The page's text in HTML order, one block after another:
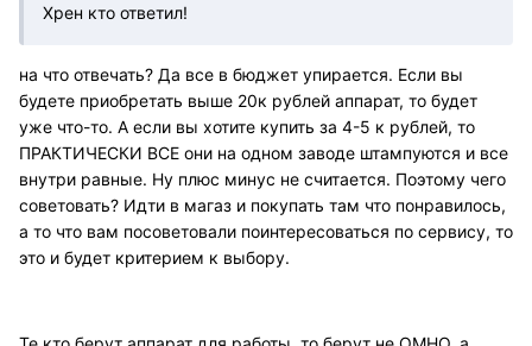
Хрен кто ответил!
на что отвечать? Да все в бюджет упирается. Если вы
будете приобретать выше 20к рублей аппарат, то будет
уже что-то. А если вы хотите купить за 4-5 к рублей, то
ПРАКТИЧЕСКИ ВСЕ они на одном заводе штампуются и все
внутри равные. Ну плюс минус не считается. Поэтому чего
советовать? Идти в магаз и покупать там что понравилось,
а то что вам посоветовали поинтересоваться по сервису, то
это и будет критерием к выбору.